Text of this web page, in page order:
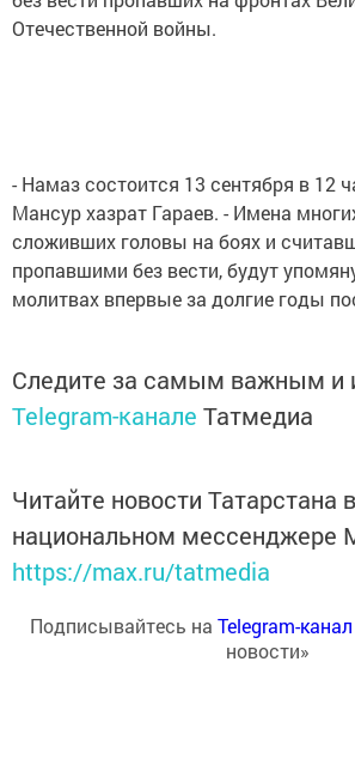
Отечественной войны.
- Намаз состоится 13 сентября в 12
Мансур хазрат Гараев. - Имена
сложивших головы на боях и
пропавшими без вести, будут
молитвах впервые за долгие годы
Следите за самым важным и
Telegram-канале Татмедиа
Читайте новости Татарстана в
национальном мессенджере
https://max.ru/tatmedia
Подписывайтесь на Telegram-канал
новости»